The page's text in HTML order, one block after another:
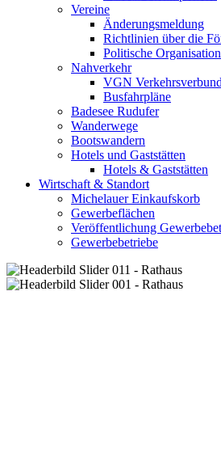
Vereine
Änderungsmeldung
Richtlinien über die
Politische
Nahverkehr
VGN
Busfahrpläne
Badesee Rudufer
Wanderwege
Bootswandern
Hotels und Gaststätten
Hotels & Gaststätten
Wirtschaft & Standort
Michelauer Einkaufskorb
Gewerbeflächen
Veröffentlichung
Gewerbebetriebe